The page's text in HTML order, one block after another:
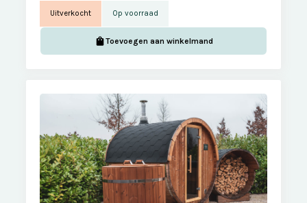
Uitverkocht Op voorraad
Toevoegen aan winkelmand